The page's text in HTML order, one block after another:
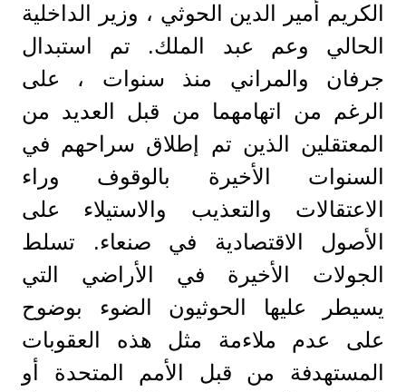
الكريم أمير الدين الحوثي ، وزير الداخلية
الحالي وعم عبد الملك. تم استبدال
جرفان والمراني منذ سنوات ، على
الرغم من اتهامهما من قبل العديد من
المعتقلين الذين تم إطلاق سراحهم في
السنوات الأخيرة بالوقوف وراء
الاعتقالات والتعذيب والاستيلاء على
الأصول الاقتصادية في صنعاء. تسلط
الجولات الأخيرة في الأراضي التي
يسيطر عليها الحوثيون الضوء بوضوح
على عدم ملاءمة مثل هذه العقوبات
المستهدفة من قبل الأمم المتحدة أو